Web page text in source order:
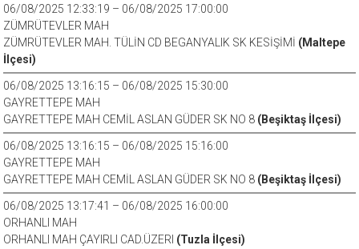
06/08/2025 12:33:19 – 06/08/2025 17:00:00
ZÜMRÜTEVLER MAH
ZÜMRÜTEVLER MAH. TÜLİN CD BEGANYALIK SK KESİŞİMİ (Maltepe
İlçesi)
06/08/2025 13:16:15 – 06/08/2025 15:30:00
GAYRETTEPE MAH
GAYRETTEPE MAH CEMİL ASLAN GÜDER SK NO 8 (Beşiktaş İlçesi)
06/08/2025 13:16:15 – 06/08/2025 15:16:00
GAYRETTEPE MAH
GAYRETTEPE MAH CEMİL ASLAN GÜDER SK NO 8 (Beşiktaş İlçesi)
06/08/2025 13:17:41 – 06/08/2025 16:00:00
ORHANLI MAH
ORHANLI MAH ÇAYIRLI CAD.ÜZERI (Tuzla İlçesi)